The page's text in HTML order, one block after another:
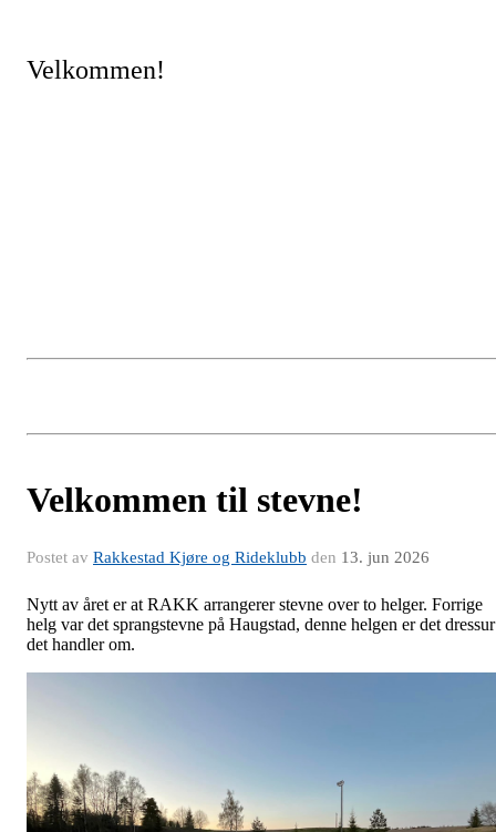
Velkommen!
Velkommen til stevne!
Postet av Rakkestad Kjøre og Rideklubb den 13. jun 2026
Nytt av året er at RAKK arrangerer stevne over to helger. Forrige
helg var det sprangstevne på Haugstad, denne helgen er det dressur
det handler om.